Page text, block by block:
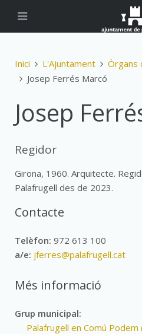
Inici L'Ajuntament Òrgans
Josep Ferrés Marcó
Josep
Regidor
Girona, 1960. Arquitecte.
Palafrugell des de 2023.
Contacte
Telèfon: 972 613 100
a/e: jferres@palafrugell.cat
Més informació
Grup municipal:
Palafrugell en Comú Podem